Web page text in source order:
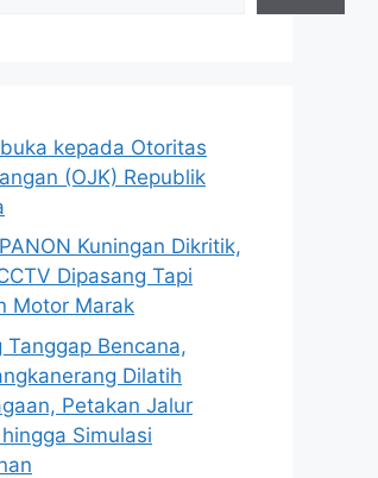
kepada Otoritas
(OJK) Republik
Kuningan Dikritik,
Dipasang Tapi
Motor Marak
Tanggap Bencana,
Dilatih
Petakan Jalur
Simulasi